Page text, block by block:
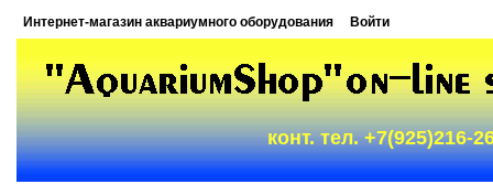
Интернет-магазин аквариумного оборудования Войти
конт. тел. +7(925)216-